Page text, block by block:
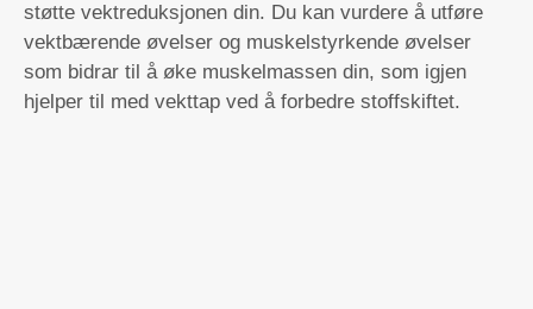
støtte vektreduksjonen din. Du kan vurdere å utføre
vektbærende øvelser og muskelstyrkende øvelser
som bidrar til å øke muskelmassen din, som igjen
hjelper til med vekttap ved å forbedre stoffskiftet.